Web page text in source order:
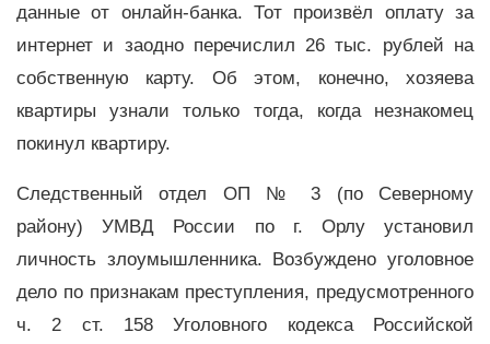
данные от онлайн-банка. Тот произвёл оплату за
интернет и заодно перечислил 26 тыс. рублей на
собственную карту. Об этом, конечно, хозяева
квартиры узнали только тогда, когда незнакомец
покинул квартиру.
Следственный отдел ОП № 3 (по Северному
району) УМВД России по г. Орлу установил
личность злоумышленника. Возбуждено уголовное
дело по признакам преступления, предусмотренного
ч. 2 ст. 158 Уголовного кодекса Российской